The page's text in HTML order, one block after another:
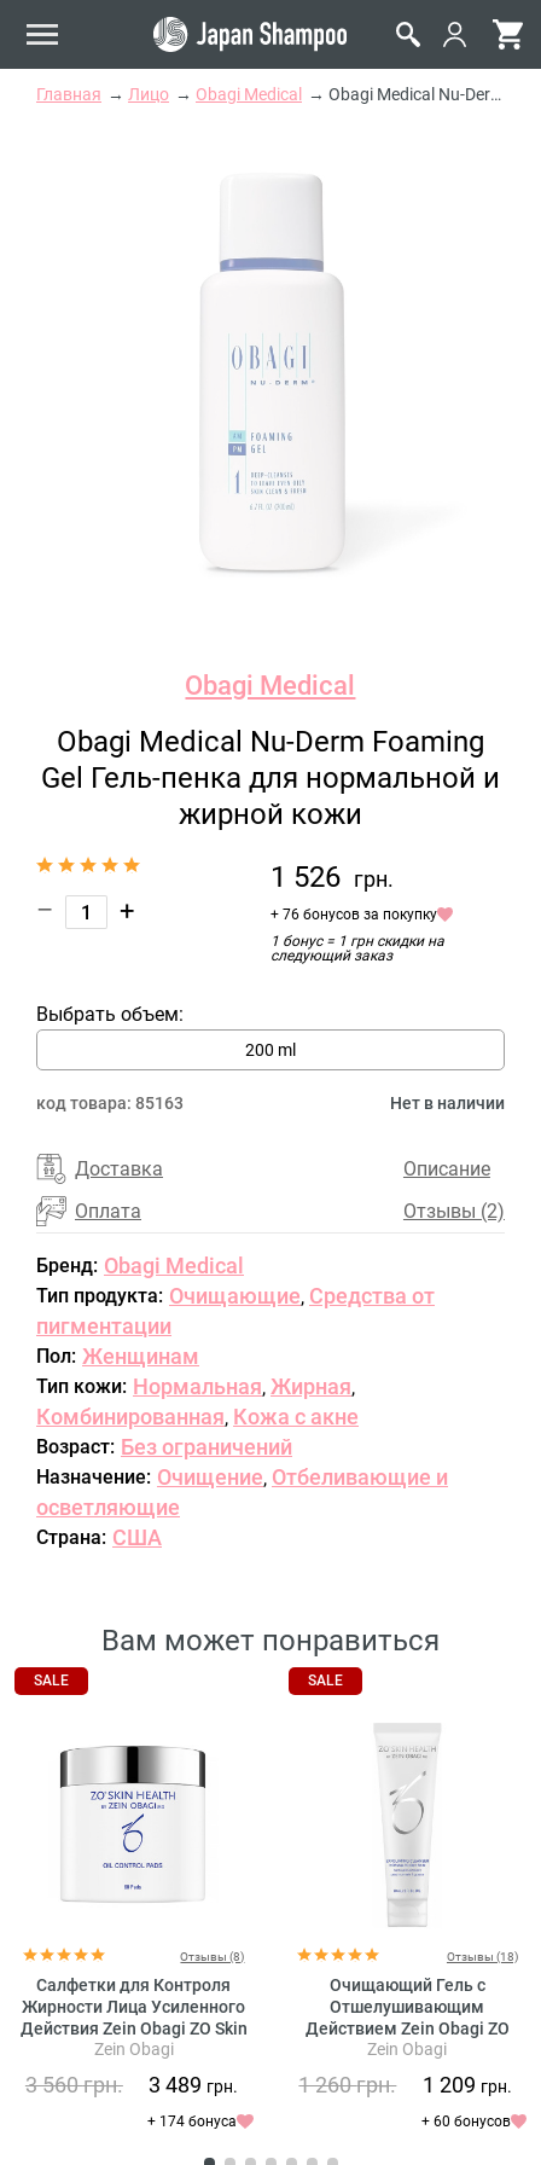
Главная Лицо Obagi Medical Obagi Medical Nu-Derm Foaming Gel Гель-пенка для нормальной и жирной кожи
Obagi Medical
Obagi Medical Nu-Derm Foaming
Gel Гель-пенка для нормальной и
жирной кожи
– +
1 526 грн.
+ 76 бонусов за покупку
1 бонус = 1 грн скидки на
следующий заказ
Выбрать объем:
200 ml
код товара: 85163 Нет в наличии
Доставка
Оплата
Описание
Отзывы (2)
Бренд: Obagi Medical
Тип продукта: Очищающие, Средства от
пигментации
Пол: Женщинам
Тип кожи: Нормальная, Жирная,
Комбинированная, Кожа с акне
Возраст: Без ограничений
Назначение: Очищение, Отбеливающие и
осветляющие
Страна: США
Вам может понравиться
SALE
Отзывы (8)
Салфетки для Контроля
Жирности Лица Усиленного
Действия Zein Obagi ZO Skin
Health Oil Control Pads
Zein Obagi
3 560грн. 3 489 грн.
+ 174 бонуса
SALE
Отзывы (18)
Очищающий Гель с
Отшелушивающим
Действием Zein Obagi ZO
Skin Health Offects Exfoliating
Zein Obagi
1 260грн. 1 209 грн.
+ 60 бонусов